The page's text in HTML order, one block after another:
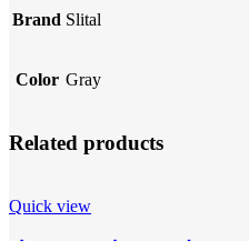
Brand Slital
Color Gray
Related products
Quick view